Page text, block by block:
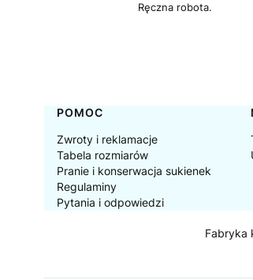
Ręczna robota.
Linki w stopce
POMOC
Zwroty i reklamacje
Tabela rozmiarów
Pranie i konserwacja sukienek
Regulaminy
Pytania i odpowiedzi
Fabryka